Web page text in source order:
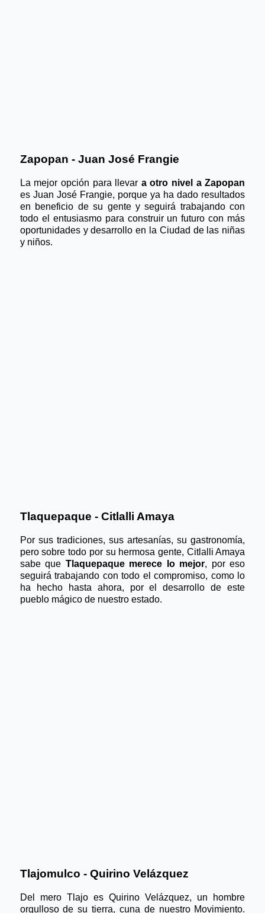
Zapopan - Juan José Frangie
La mejor opción para llevar
es Juan José Frangie, porque ya ha dado resultados
en beneficio de su gente y seguirá trabajando con
todo el entusiasmo para construir un futuro con más
oportunidades y desarrollo en la Ciudad de las niñas
y niños.
Tlaquepaque - Citlalli Amaya
Por sus tradiciones, sus artesanías, su gastronomía,
pero sobre todo por su hermosa gente, Citlalli Amaya
sabe que Tlaquepaque merece lo mejor, por eso
seguirá trabajando con todo el compromiso, como lo
ha hecho hasta ahora, por el desarrollo de este
pueblo mágico de nuestro estado.
Tlajomulco - Quirino Velázquez
Del mero Tlajo es Quirino Velázquez, un hombre
orgulloso de su tierra, cuna de nuestro Movimiento.